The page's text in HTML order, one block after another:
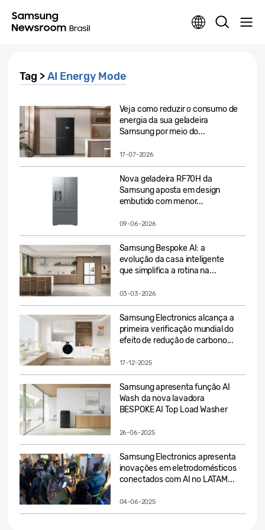
Tag >AI Energy Mode
Veja como reduzir o consumo de
energia da sua geladeira
Samsung por meio do...
17-07-2026
Nova geladeira RF70H da
Samsung aposta em design
embutido com menor...
09-06-2026
Samsung Bespoke AI: a
evolução da casa inteligente
que simplifica a rotina na...
03-03-2026
Samsung Electronics alcança a
primeira verificação mundial do
efeito de redução de carbono...
17-12-2025
Samsung apresenta função AI
Wash da nova lavadora
BESPOKE AI Top Load Washer
26-06-2025
Samsung Electronics apresenta
inovações em eletrodomésticos
conectados com AI no LATAM...
04-06-2025